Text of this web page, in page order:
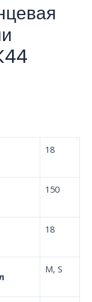
18
150
18
M, S